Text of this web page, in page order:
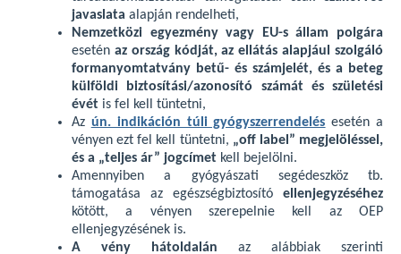
javaslata alapján rendelheti,
Nemzetközi egyezmény vagy EU-s állam polgára
esetén az ország kódját, az ellátás alapjául szolgáló
formanyomtatvány betű- és számjelét, és a beteg
külföldi biztosítási/azonosító számát és születési
évét is fel kell tüntetni,
Az ún. indikáción túli gyógyszerrendelés esetén a
vényen ezt fel kell tüntetni, „off label” megjelöléssel,
és a „teljes ár” jogcímet kell bejelölni.
Amennyiben a gyógyászati segédeszköz tb.
támogatása az egészségbiztosító ellenjegyzéséhez
kötött, a vényen szerepelnie kell az OEP
ellenjegyzésének is.
A vény hátoldalán az alábbiak szerinti